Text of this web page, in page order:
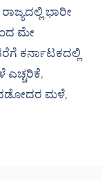
ಭಾರೀ
ಮೇ
ಕರ್ನಾಟಕದಲ್ಲಿ
ಎಚ್ಚರಿಕೆ,
ಮಳೆ,